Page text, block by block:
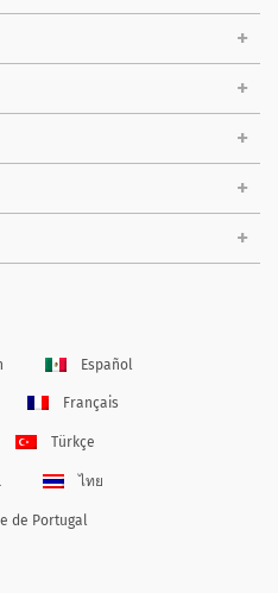
Español
Français
Türkçe
ไทย
de Portugal